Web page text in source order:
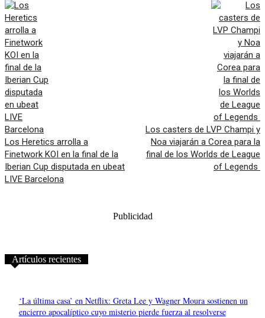
Los Heretics arrolla a
Finetwork KOI en la final de la
Iberian Cup disputada en ubeat
LIVE Barcelona
Los casters de LVP Champi y
Noa viajarán a Corea para la
final de los Worlds de League
of Legends
Publicidad
Artículos recientes
‘La última casa’ en Netflix: Greta Lee y Wagner Moura sostienen un
encierro apocalíptico cuyo misterio pierde fuerza al resolverse